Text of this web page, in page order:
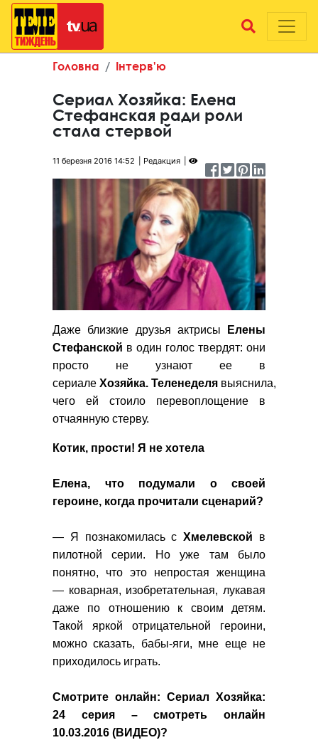
Головна Інтерв'ю
Сериал Хозяйка: Елена
Стефанская ради роли
стала стервой
11 березня 2016 14:52 Редакция
Даже близкие друзья актрисы
Елены
Стефанской в один голос твердят: они
просто не узнают ее в
сериале Хозяйка. Теленеделя выяснила,
чего ей стоило перевоплощение в
отчаянную стерву.
Котик, прости! Я не хотела
Елена, что подумали о своей
героине, когда прочитали сценарий?
— Я познакомилась сХмелевской в
пилотной серии. Но уже там было
понятно, что это непростая женщина
— коварная, изобретательная, лукавая
даже по отношению к своим детям.
Такой яркой отрицательной героини,
можно сказать, бабы-яги, мне еще не
приходилось играть.
Смотрите онлайн: Сериал Хозяйка:
24 серия – смотреть онлайн
10.03.2016 (ВИДЕО)?